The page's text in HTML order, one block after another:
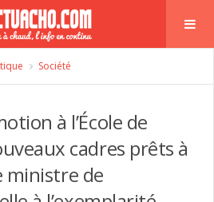
Société
à l’École de
cadres prêts à
ministre de